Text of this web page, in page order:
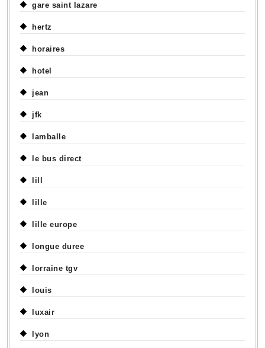
gare saint lazare
hertz
horaires
hotel
jean
jfk
lamballe
le bus direct
lill
lille
lille europe
longue duree
lorraine tgv
louis
luxair
lyon